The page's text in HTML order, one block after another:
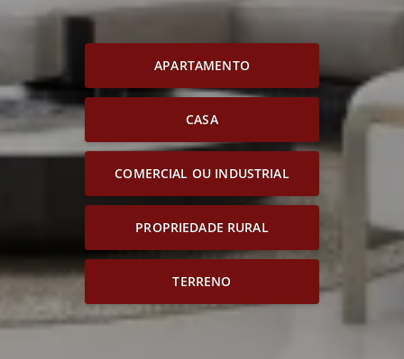
APARTAMENTO
CASA
COMERCIAL OU INDUSTRIAL
PROPRIEDADE RURAL
TERRENO